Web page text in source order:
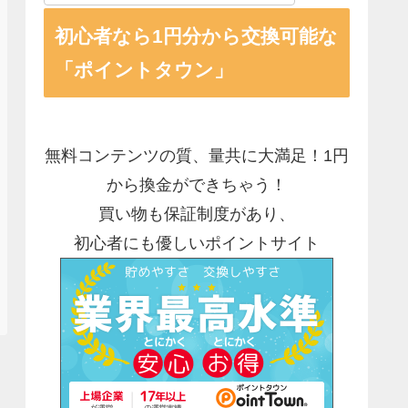
初心者なら1円分から交換可能な
「ポイントタウン」
無料コンテンツの質、量共に大満足！1円
から換金ができちゃう！
買い物も保証制度があり、
初心者にも優しいポイントサイト